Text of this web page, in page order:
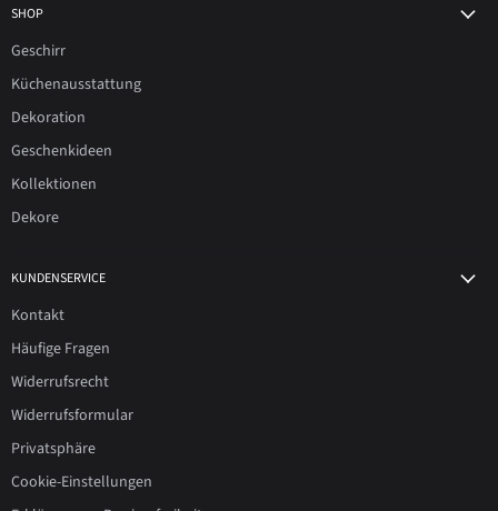
SHOP
Geschirr
Küchenausstattung
Dekoration
Geschenkideen
Kollektionen
Dekore
KUNDENSERVICE
Kontakt
Häufige Fragen
Widerrufsrecht
Widerrufsformular
Privatsphäre
Cookie-Einstellungen